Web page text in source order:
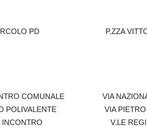
CIRCOLO PD P.ZZA
COMUNALE VIA
POLIVALENTE VIA PIETRO
V.LE REGINA